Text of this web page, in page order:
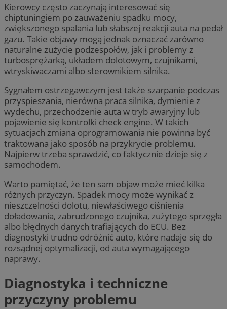
Kierowcy często zaczynają interesować się
chiptuningiem po zauważeniu spadku mocy,
zwiększonego spalania lub słabszej reakcji auta na pedał
gazu. Takie objawy mogą jednak oznaczać zarówno
naturalne zużycie podzespołów, jak i problemy z
turbosprężarką, układem dolotowym, czujnikami,
wtryskiwaczami albo sterownikiem silnika.
Sygnałem ostrzegawczym jest także szarpanie podczas
przyspieszania, nierówna praca silnika, dymienie z
wydechu, przechodzenie auta w tryb awaryjny lub
pojawienie się kontrolki check engine. W takich
sytuacjach zmiana oprogramowania nie powinna być
traktowana jako sposób na przykrycie problemu.
Najpierw trzeba sprawdzić, co faktycznie dzieje się z
samochodem.
Warto pamiętać, że ten sam objaw może mieć kilka
różnych przyczyn. Spadek mocy może wynikać z
nieszczelności dolotu, niewłaściwego ciśnienia
doładowania, zabrudzonego czujnika, zużytego sprzęgła
albo błędnych danych trafiających do ECU. Bez
diagnostyki trudno odróżnić auto, które nadaje się do
rozsądnej optymalizacji, od auta wymagającego
naprawy.
Diagnostyka i techniczne
przyczyny problemu